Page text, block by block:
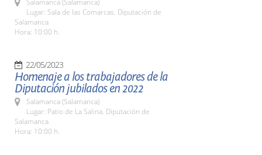
Salamanca (Salamanca)
Lugar: Sala de las Comarcas. Diputación de
Salamanca
Hora: 10:00 h.
22/05/2023
Homenaje a los trabajadores de la
Diputación jubilados en 2022
Salamanca (Salamanca)
Lugar: Patio de La Salina. Diputación de
Salamanca
Hora: 10:00 h.